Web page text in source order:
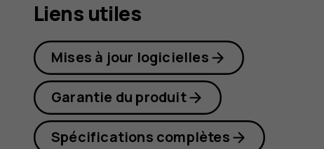
Liens utiles
Mises à jour logicielles
Garantie du produit
Spécifications complètes